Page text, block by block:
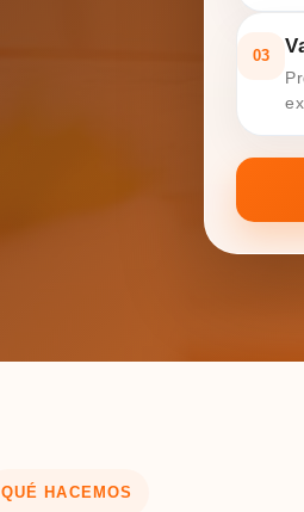
03
QUÉ HACEMOS